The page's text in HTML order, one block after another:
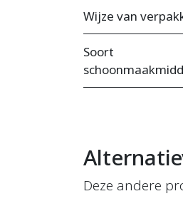
Wijze van
Soort
Deze andere